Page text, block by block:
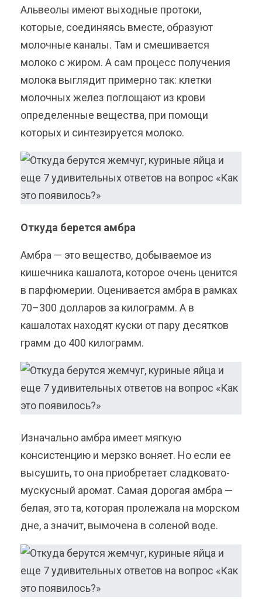
Альвеолы имеют выходные протоки,
которые, соединяясь вместе, образуют
молочные каналы. Там и смешивается
молоко с жиром. А сам процесс получения
молока выглядит примерно так: клетки
молочных желез поглощают из крови
определенные вещества, при помощи
которых и синтезируется молоко.
Откуда берется амбра
Амбра — это вещество, добываемое из
кишечника кашалота, которое очень ценится
в парфюмерии. Оценивается амбра в рамках
70–300 долларов за килограмм. А в
кашалотах находят куски от пару десятков
грамм до 400 килограмм.
Изначально амбра имеет мягкую
консистенцию и мерзко воняет. Но если ее
высушить, то она приобретает сладковато-
мускусный аромат. Самая дорогая амбра —
белая, это та, которая пролежала на морском
дне, а значит, вымочена в соленой воде.